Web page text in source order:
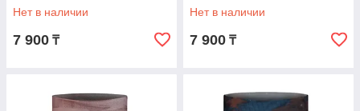
Нет в наличии
7 900 ₸
Нет в наличии
7 900 ₸